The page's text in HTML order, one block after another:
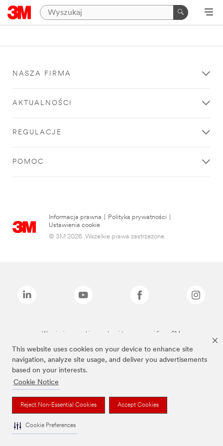
This website uses cookies on your device to enhance site
navigation, analyze site usage, and deliver you advertisements
based on your interests.
Cookie Notice
Reject Non-Essential Cookies Accept Cookies
Cookie Preferences
NASZA FIRMA
AKTUALNOŚCI
REGULACJE
POMOC
Informacja prawna Polityka prywatności
Ustawienia cookie
© 3M 2026. Wszelkie prawa zastrzeżone.
Wymienione marki są znakami towarowymi firmy 3M.